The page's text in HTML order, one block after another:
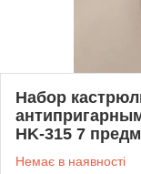
Набор
HK-315 7
Немає в наявності